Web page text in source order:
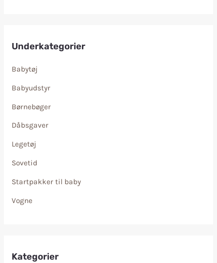
Underkategorier
Babytøj
Babyudstyr
Børnebøger
Dåbsgaver
Legetøj
Sovetid
Startpakker til baby
Vogne
Kategorier